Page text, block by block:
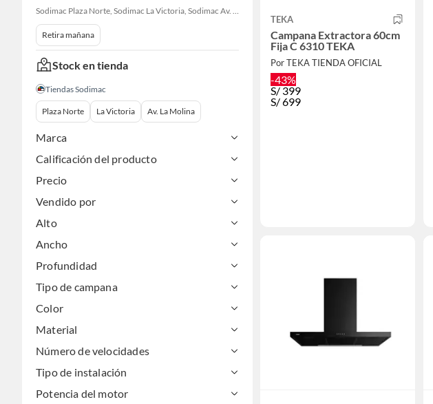
Sodimac Plaza Norte, Sodimac La Victoria, Sodimac Av. La Molina
Retira mañana
Stock en tienda
Tiendas Sodimac
Plaza Norte La Victoria Av. La Molina
Marca
Calificación del producto
Precio
Vendido por
Alto
Ancho
Profundidad
Tipo de campana
Color
Material
Número de velocidades
Tipo de instalación
Potencia del motor
TEKA
Campana Extractora 60cm
Fija C 6310 TEKA
Por TEKA TIENDA OFICIAL
-43%
S/ 399
S/699